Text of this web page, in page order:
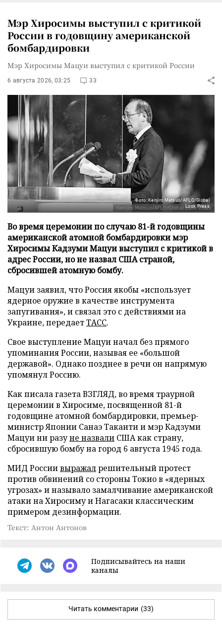
Мэр Хиросимы выступил с критикой
России в годовщину американской
бомбардировки
Мэр Хиросимы Мацуи выступил с критикой России
6 августа 2026, 03:25 33
Фото: Kenjiro Matsuo/AFLO/Global
Look Press
Во время церемонии по случаю 81-й годовщины
американской атомной бомбардировки мэр
Хиросимы Кадзуми Мацуи выступил с критикой в
адрес России, но не назвал США страной,
сбросившей атомную бомбу.
Мацуи заявил, что Россия якобы «использует
ядерное оружие в качестве инструмента
запугивания», и связал это с действиями на
Украине, передаетТАСС.
Свое выступление Мацуи начал без прямого
упоминания России, называя ее «большой
державой». Однако позднее в речи он напрямую
упомянул Россию.
Как писала газета ВЗГЛЯД, во время траурной
церемонии в Хиросиме, посвященной 81-й
годовщине атомной бомбардировки, премьер-
министр Японии Санаэ Такаити и мэр Кадзуми
Мацуи ни разуне назвали США как страну,
сбросившую бомбу на город 6 августа 1945 года.
МИД Россиивыражалрешительный протест
против обвинений со стороны Токио в «ядерных
угрозах» и называло замалчивание американской
атаки на Хиросиму и Нагасаки классическим
примером дезинформации.
Текст: Антон Антонов
Подписывайтесь на наши
каналы
Читать комментарии (33)